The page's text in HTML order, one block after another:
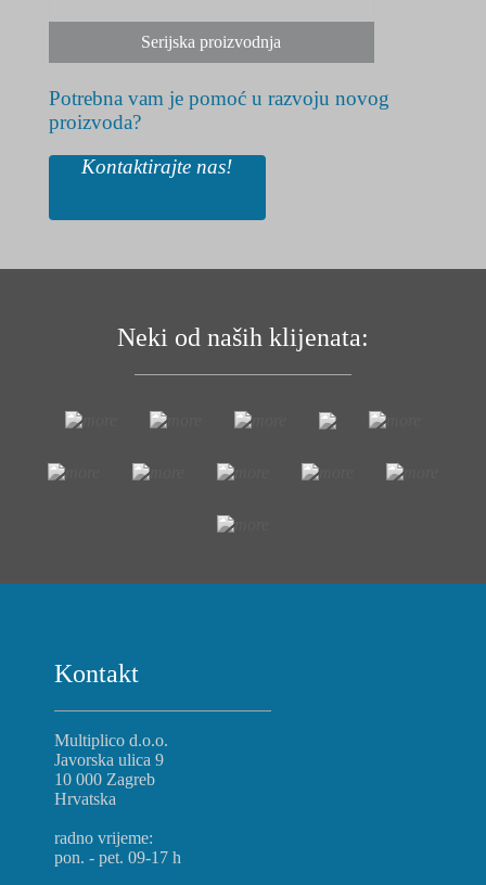
Serijska proizvodnja
Potrebna vam je pomoć u razvoju novog
proizvoda?
Kontaktirajte nas!
Neki od naših klijenata:
Kontakt
Multiplico d.o.o.
Javorska ulica 9
10 000 Zagreb
Hrvatska
radno vrijeme:
pon. - pet. 09-17 h